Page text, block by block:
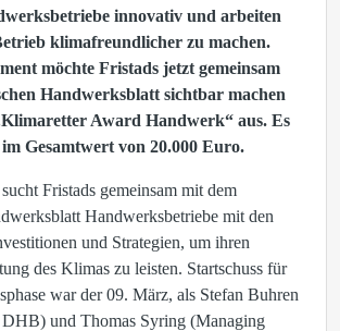
innovativ und arbeiten
klimafreundlicher zu machen.
möchte Fristads jetzt gemeinsam
Handwerksblatt sichtbar machen
Award Handwerk“ aus. Es
Gesamtwert von 20.000 Euro.
Fristads gemeinsam mit dem
Handwerksbetriebe mit den
und Strategien, um ihren
des Klimas zu leisten. Startschuss für
war der 09. März, als Stefan Buhren
und Thomas Syring (Managing